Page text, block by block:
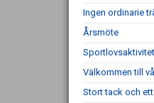
Ingen ordinarie
Årsmöte
Välkommen till
Stort tack och